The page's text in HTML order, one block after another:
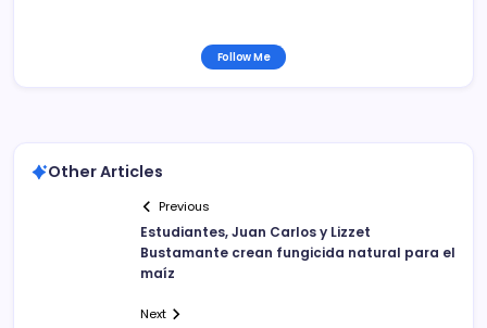
Follow Me
Other Articles
Previous
Estudiantes, Juan Carlos y Lizzet
Bustamante crean fungicida natural para el
maíz
Next